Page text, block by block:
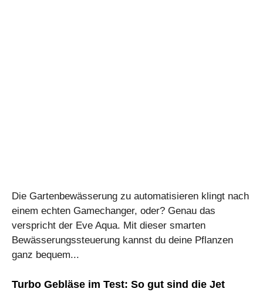
Die Gartenbewässerung zu automatisieren klingt nach
einem echten Gamechanger, oder? Genau das
verspricht der Eve Aqua. Mit dieser smarten
Bewässerungssteuerung kannst du deine Pflanzen
ganz bequem...
Turbo Gebläse im Test: So gut sind die Jet